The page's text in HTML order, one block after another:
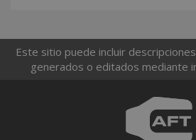
Este sitio puede incluir
generados o editados mediante